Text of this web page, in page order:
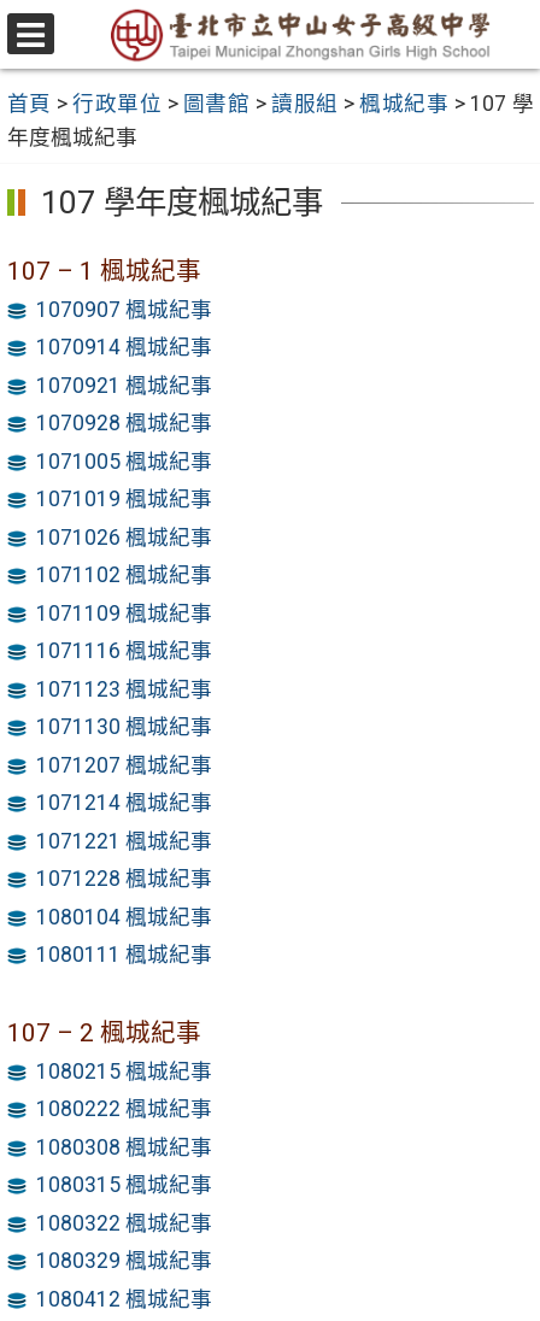
跳
至
要
內
容
區
選
單
首頁 >行政單位 > 圖書館 >讀服組 >楓城紀事 > 107 學
年度楓城紀事
107 學年度楓城紀事
107 – 1 楓城紀事
1070907 楓城紀事
1070914 楓城紀事
1070921 楓城紀事
1070928 楓城紀事
1071005 楓城紀事
1071019 楓城紀事
1071026 楓城紀事
1071102 楓城紀事
1071109 楓城紀事
1071116 楓城紀事
1071123 楓城紀事
1071130 楓城紀事
1071207 楓城紀事
1071214 楓城紀事
1071221 楓城紀事
1071228 楓城紀事
1080104 楓城紀事
1080111 楓城紀事
107 – 2 楓城紀事
1080215 楓城紀事
1080222 楓城紀事
1080308 楓城紀事
1080315 楓城紀事
1080322 楓城紀事
1080329 楓城紀事
1080412 楓城紀事